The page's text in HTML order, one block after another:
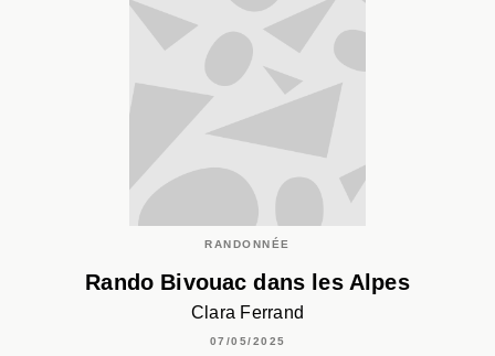
RANDONNÉE
Rando Bivouac dans les Alpes
Clara Ferrand
07/05/2025